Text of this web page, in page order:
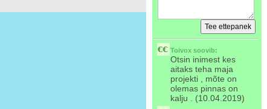
Toivox soovib:
Otsin inimest kes
aitaks teha maja
projekti , mõte on
olemas pinnas on
kalju . (10.04.2019)